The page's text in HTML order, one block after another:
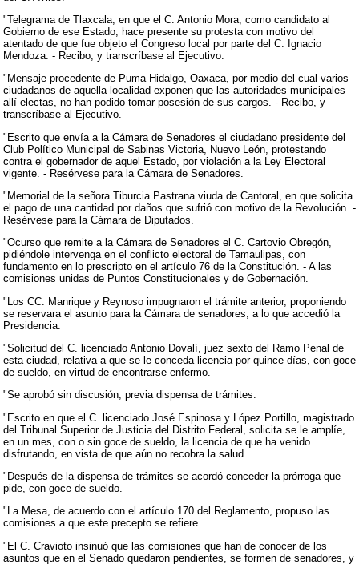
"Telegrama de Tlaxcala, en que el C. Antonio Mora, como candidato al
Gobierno de ese Estado, hace presente su protesta con motivo del
atentado de que fue objeto el Congreso local por parte del C. Ignacio
Mendoza. - Recibo, y transcríbase al Ejecutivo.
"Mensaje procedente de Puma Hidalgo, Oaxaca, por medio del cual varios
ciudadanos de aquella localidad exponen que las autoridades municipales
allí electas, no han podido tomar posesión de sus cargos. - Recibo, y
transcríbase al Ejecutivo.
"Escrito que envía a la Cámara de Senadores el ciudadano presidente del
Club Político Municipal de Sabinas Victoria, Nuevo León, protestando
contra el gobernador de aquel Estado, por violación a la Ley Electoral
vigente. - Resérvese para la Cámara de Senadores.
"Memorial de la señora Tiburcia Pastrana viuda de Cantoral, en que solicita
el pago de una cantidad por daños que sufrió con motivo de la Revolución. -
Resérvese para la Cámara de Diputados.
"Ocurso que remite a la Cámara de Senadores el C. Cartovio Obregón,
pidiéndole intervenga en el conflicto electoral de Tamaulipas, con
fundamento en lo prescripto en el artículo 76 de la Constitución. - A las
comisiones unidas de Puntos Constitucionales y de Gobernación.
"Los CC. Manrique y Reynoso impugnaron el trámite anterior, proponiendo
se reservara el asunto para la Cámara de senadores, a lo que accedió la
Presidencia.
"Solicitud del C. licenciado Antonio Dovalí, juez sexto del Ramo Penal de
esta ciudad, relativa a que se le conceda licencia por quince días, con goce
de sueldo, en virtud de encontrarse enfermo.
"Se aprobó sin discusión, previa dispensa de trámites.
"Escrito en que el C. licenciado José Espinosa y López Portillo, magistrado
del Tribunal Superior de Justicia del Distrito Federal, solicita se le amplíe,
en un mes, con o sin goce de sueldo, la licencia de que ha venido
disfrutando, en vista de que aún no recobra la salud.
"Después de la dispensa de trámites se acordó conceder la prórroga que
pide, con goce de sueldo.
"La Mesa, de acuerdo con el artículo 170 del Reglamento, propuso las
comisiones a que este precepto se refiere.
"El C. Cravioto insinuó que las comisiones que han de conocer de los
asuntos que en el Senado quedaron pendientes, se formen de senadores, y